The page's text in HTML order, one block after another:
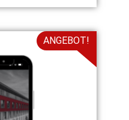
ANGEBOT!